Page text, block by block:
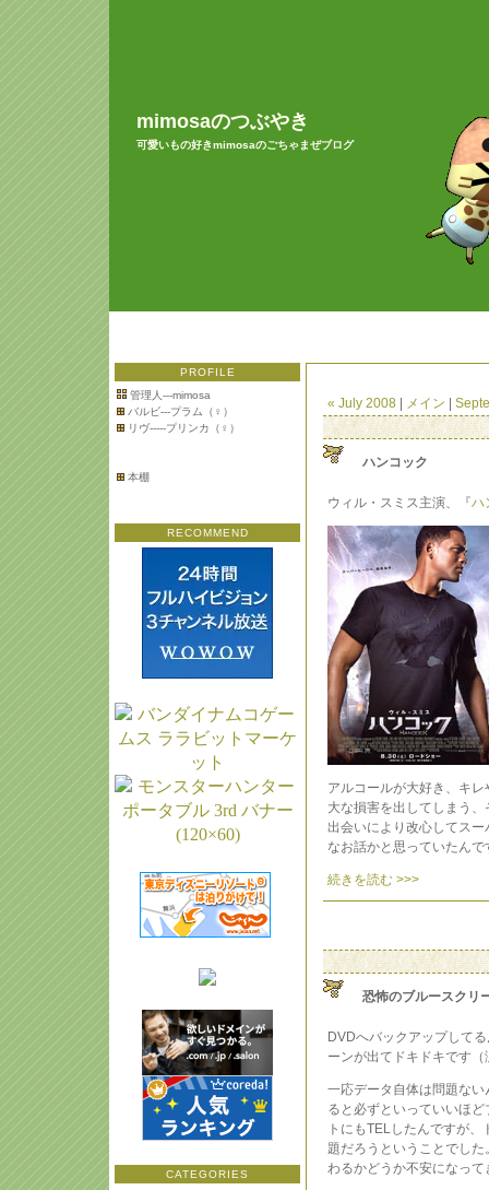
mimosaのつぶやき
可愛いもの好きmimosaのごちゃまぜブログ
PROFILE
管理人---mimosa
バルビ---プラム（♀）
リヴ-----プリンカ（♀）
本棚
RECOMMEND
CATEGORIES
« July 2008 メイン
ハンコック
ウィル・スミス主演、『ハ
アルコールが大好き、キ
大な損害を出してしまう
出会いにより改心してス
なお話かと思っていたん
続きを読む >>>
恐怖のブルースクリ
DVDへバックアップして
ーンが出てドキドキです（
一応データ自体は問題な
ると必ずといっていいほ
トにもTELしたんですが
題だろうということでし
わるかどうか不安になって